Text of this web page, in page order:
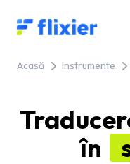
Flixier logo - Home
Acasă Instrumente
în